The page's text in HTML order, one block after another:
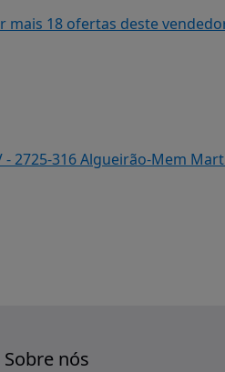
mais 18 ofertas deste
- 2725-316 Algueirão-Mem
Sobre nós